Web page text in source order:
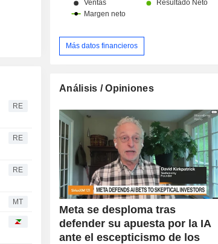
RE
RE
RE
MT
Más datos financieros
Análisis / Opiniones
Meta se desploma tras
defender su apuesta por la IA
ante el escepticismo de los